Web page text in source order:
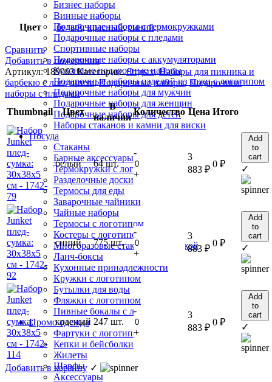
Бизнес наборы
Винные наборы
Подарочные наборы с термокружками
Подарочные наборы с пледами
Спортивные наборы
Подарочные наборы с аккумуляторами
Кухонные подарочные наборы
Подарочные наборы изделий из кожи с логотипом
Подарочные наборы для мужчин
Подарочные наборы для женщин
Подарочные наборы для детей
Наборы стаканов и камни для виски
Посуда
Стаканы
Барные аксессуары
Термокружки с логотипом
Разделочные доски
Термосы для еды
Заварочные чайники
Чайные наборы
Термосы с логотипом
Костеры с логотипом
Многоразовые стаканы с крышкой
Ланч-боксы
Кухонные принадлежности
Кружки с логотипом
Бутылки для воды
Фляжки с логотипом
Пивные бокалы с логотипом
Промо одежда
Фартуки с логотипом
Кепки и бейсболки
Жилеты
Шарфы
Аксессуары
Цвет белый,красный,синий
Сравнить
Добавить в пожелания
Артикул:189063Категории: Отдых, Наборы для пикника и
барбекю с логотипом, Подарочные наборы, Подарочные
наборы с пледами
Thumbnail
Цвет
В
наличии
Количество Цена Итого
белый 64 шт.
-
+
3
883 ₽
0 ₽
Add
to
cart
✓
синий 775 шт.
-
+
3
883 ₽
0 ₽
Add
to
cart
✓
красный 247 шт.
-
+
3
883 ₽
0 ₽
Add
to
cart
✓
Добавить в корзину ✓